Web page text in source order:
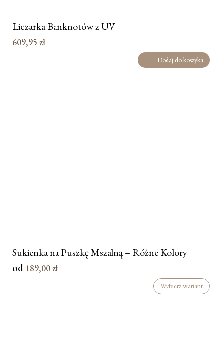
Liczarka Banknotów z UV
609,95 zł
Dodaj do koszyka
Sukienka na Puszkę Mszalną – Różne Kolory
od 189,00zł
Wybierz wariant